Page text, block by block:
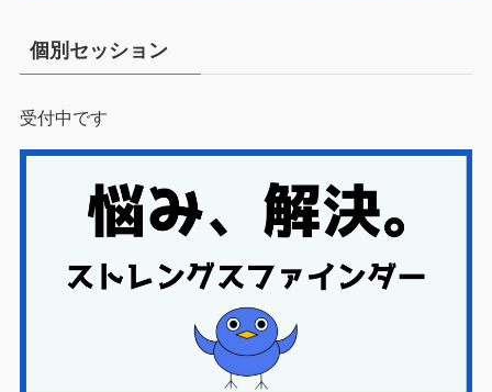
個別セッション
受付中です